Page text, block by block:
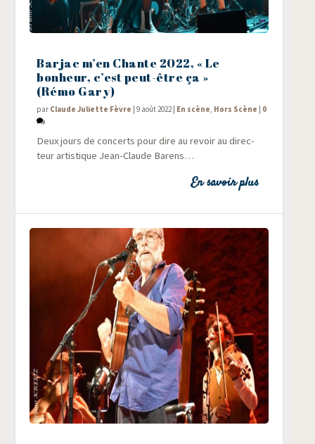
Barjac m’en Chante 2022, « Le
bonheur, c’est peut-être ça »
(Rémo Gary)
par Claude Juliette Fèvre |9 août 2022| En scène, Hors Scène 0
Deux jours de concerts pour dire au revoir au direc­
teur artis­tique Jean-Claude Barens…
En savoir plus